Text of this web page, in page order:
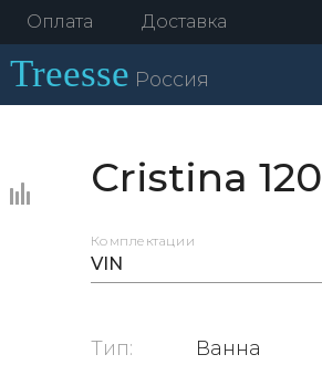
Оплата Доставка
Treesse Россия
Cristina
Комплектации
VIN
Тип:
Ванна